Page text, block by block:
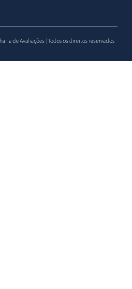
de Avaliações | Todos os direitos reservados